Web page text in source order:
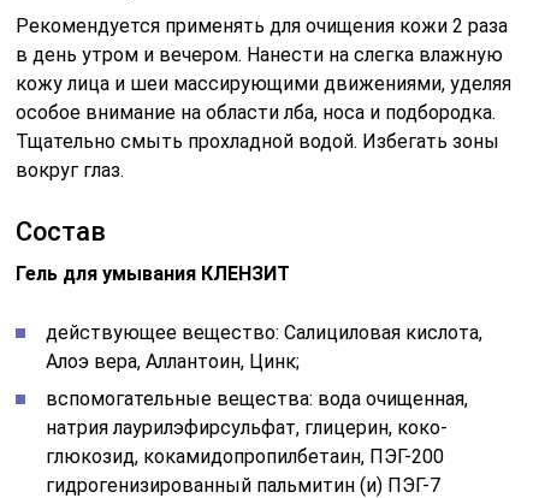
Рекомендуется применять для очищения кожи 2 раза
в день утром и вечером. Нанести на слегка влажную
кожу лица и шеи массирующими движениями, уделяя
особое внимание на области лба, носа и подбородка.
Тщательно смыть прохладной водой. Избегать зоны
вокруг глаз.
Состав
Гель для умывания КЛЕНЗИТ
действующее вещество: Салициловая кислота,
Алоэ вера, Аллантоин, Цинк;
вспомогательные вещества: вода очищенная,
натрия лаурилэфирсульфат, глицерин, коко-
глюкозид, кокамидопропилбетаин, ПЭГ-200
гидрогенизированный пальмитин (и) ПЭГ-7